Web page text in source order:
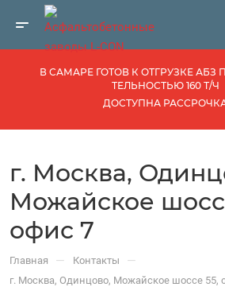
В САМАРЕ ГОТОВ К ОТГРУЗКЕ
ТЕЛЬНОСТЬЮ 160 Т/Ч
ДОСТУПНА
г. Москва,
Можайское
офис 7
Главная — Контакты —
г. Москва, Одинцово, Можайское шоссе 55,